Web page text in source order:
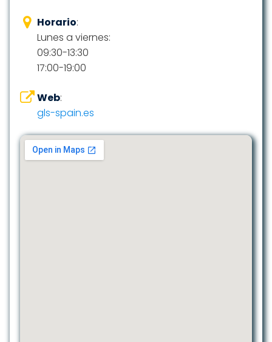
Horario:
Lunes a viernes:
09:30-13:30
17:00-19:00
Web:
gls-spain.es